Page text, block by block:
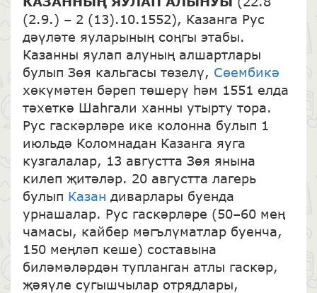
(2.9.) – 2 (13).10.1552), Казанга Рус
дәүләте яуларының соңгы этабы.
Казанны яулап алуның алшартлары
булып Зөя кальгасы төзелү, Сөембикә
хөкүмәтен бәреп төшерү һәм 1551 елда
тәхеткә Шаһгали ханны утырту тора.
Рус гаскәрләре ике колонна булып 1
июльдә Коломнадан Казанга яуга
кузгалалар, 13 августта Зөя янына
килеп җитәләр. 20 августта лагерь
булып Казан диварлары буенда
урнашалар. Рус гаскәрләре (50–60 мең
чамасы, кайбер мәгълүматлар буенча,
150 меңләп кеше) составына
биләмәләрдән тупланган атлы гаскәр,
җәяүле сугышчылар отрядлары,